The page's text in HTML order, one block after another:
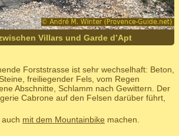
Villars und Garde d’Apt
Forststrasse ist sehr wechselhaft: Beton,
freiliegender Fels, vom Regen
Abschnitte, Schlamm nach Gewittern. Der
Cabrone auf den Felsen darüber führt,
mit dem Mountainbike machen.